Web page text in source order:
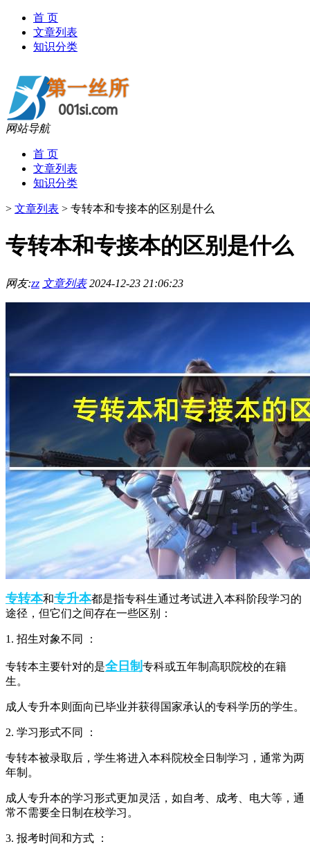
首 页
文章列表
知识分类
网站导航
首 页
文章列表
知识分类
> 文章列表 > 专转本和专接本的区别是什么
专转本和专接本的区别是什么
网友:zz 文章列表 2024-12-23 21:06:23
专转本和专升本都是指专科生通过考试进入本科阶段学习的
途径，但它们之间存在一些区别：
1. 招生对象不同 ：
专转本主要针对的是全日制 专科或五年制高职院校的在籍
生。
成人专升本则面向已毕业并获得国家承认的专科学历的学生。
2. 学习形式不同 ：
专转本被录取后，学生将进入本科院校全日制学习，通常为两
年制。
成人专升本的学习形式更加灵活，如自考、成考、电大等，通
常不需要全日制在校学习。
3. 报考时间和方式 ：